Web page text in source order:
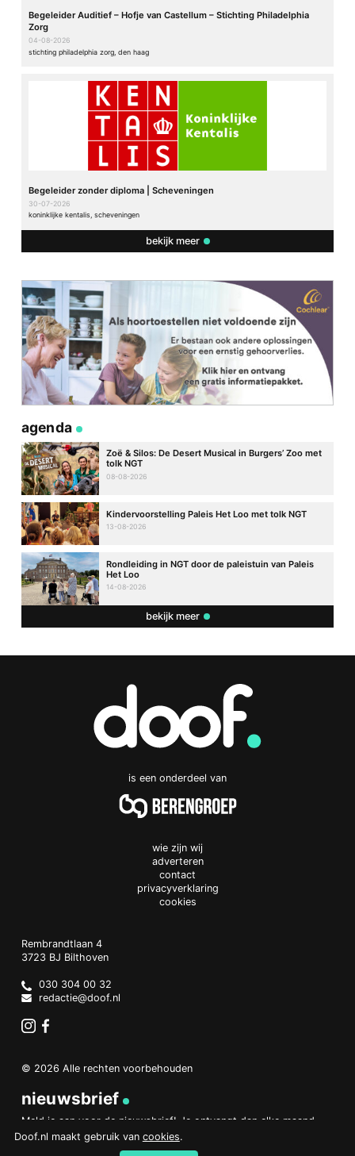
Begeleider Auditief – Hofje van Castellum – Stichting Philadelphia
Zorg
04-08-2026
stichting philadelphia zorg, den haag
Begeleider zonder diploma | Scheveningen
30-07-2026
koninklijke kentalis, scheveningen
bekijk meer
agenda
Zoë & Silos: De Desert Musical in Burgers’ Zoo met
tolk NGT
08-08-2026
Kindervoorstelling Paleis Het Loo met tolk NGT
13-08-2026
Rondleiding in NGT door de paleistuin van Paleis
Het Loo
14-08-2026
bekijk meer
is een onderdeel van
wie zijn wij
adverteren
contact
privacyverklaring
cookies
Doof.nl
work
Rembrandtlaan 4
3723 BJ Bilthoven
Netherlands
030 304 00 32
redactie@doof.nl
© 2026 Alle rechten voorbehouden
nieuwsbrief
Meld je aan voor de nieuwsbrief! Je ontvangt dan elke maand
een overzicht van het belangrijkste nieuws.
Doof.nl maakt gebruik van cookies.